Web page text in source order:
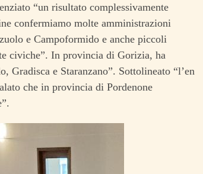
“un risultato complessivamente
confermiamo molte amministrazioni
e Campoformido e anche piccoli
civiche”. In provincia di Gorizia, ha
e Staranzano”. Sottolineato “l’en
che in provincia di Pordenone